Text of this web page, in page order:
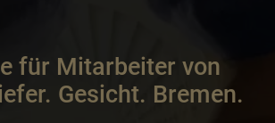
für Mitarbeiter von
Gesicht. Bremen.